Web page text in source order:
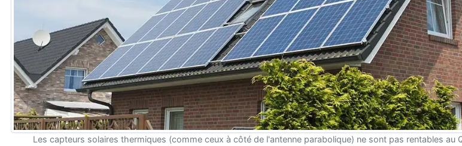
Les capteurs solaires thermiques (comme ceux à côté de l'antenne parabolique) ne sont pas rentables au